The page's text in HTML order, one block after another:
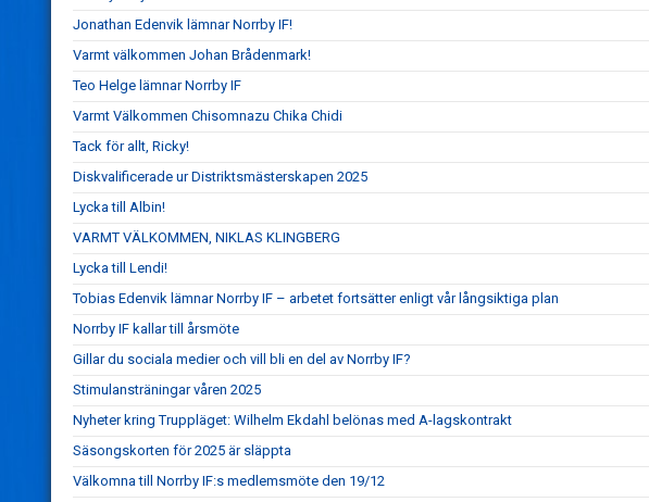
Jonathan Edenvik lämnar Norrby IF!
Varmt välkommen Johan Brådenmark!
Teo Helge lämnar Norrby IF
Varmt Välkommen Chisomnazu Chika Chidi
Tack för allt, Ricky!
Diskvalificerade ur Distriktsmästerskapen 2025
Lycka till Albin!
VARMT VÄLKOMMEN, NIKLAS KLINGBERG
Lycka till Lendi!
Tobias Edenvik lämnar Norrby IF – arbetet fortsätter enligt vår långsiktiga plan
Norrby IF kallar till årsmöte
Gillar du sociala medier och vill bli en del av Norrby IF?
Stimulansträningar våren 2025
Nyheter kring Truppläget: Wilhelm Ekdahl belönas med A-lagskontrakt
Säsongskorten för 2025 är släppta
Välkomna till Norrby IF:s medlemsmöte den 19/12